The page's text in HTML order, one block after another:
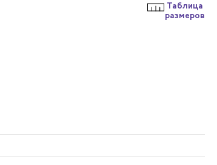
Таблица
размеров